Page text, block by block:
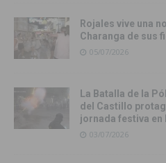
Rojales vive una
Charanga de sus
05/07/2026
La Batalla de la
del Castillo
jornada festiva en
03/07/2026